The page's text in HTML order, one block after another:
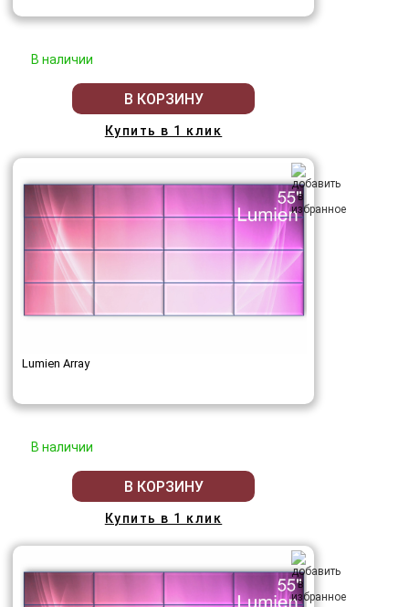
В наличии
В КОРЗИНУ
Купить в 1 клик
Lumien Array
В наличии
В КОРЗИНУ
Купить в 1 клик